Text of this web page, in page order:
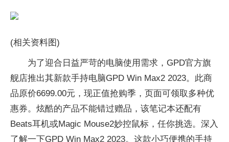
(相关资料图)
为了迎合日益严苛的电脑使用需求，GPD官方旗
舰店推出其新款手持电脑GPD Win Max2 2023。此商
品原价6699.00元，现正值抢购季，页面可领取多种优
惠券。炫酷的产品不能错过赠品，该笔记本还配有
Beats耳机或Magic Mouse2妙控鼠标，任你挑选。深入
了解一下GPD Win Max2 2023。这款小巧便携的手持